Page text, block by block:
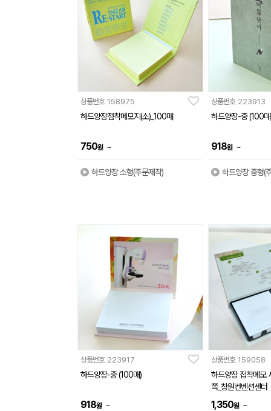
상품번호 158975
하드양장점착메모지(소)_100매
750원 ~
하드양장 소형(주문제작)
상품번호 223913
하드양장-중 (100
918원 ~
하드양장 중형(
상품번호 223917
하드양장-중 (100매)
918원 ~
상품번호 159058
하드양장 접착메모
쪽_창원컨벤션센터
1,350원 ~